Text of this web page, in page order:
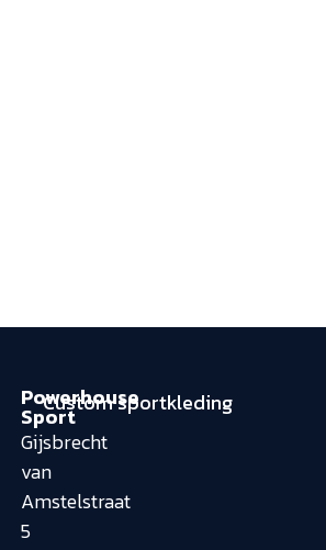
Powerhouse
Sport
Gijsbrecht
van
Amstelstraat
5
Custom sportkleding